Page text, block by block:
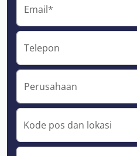
Email*
Telepon
Perusahaan
Kode pos dan lokasi